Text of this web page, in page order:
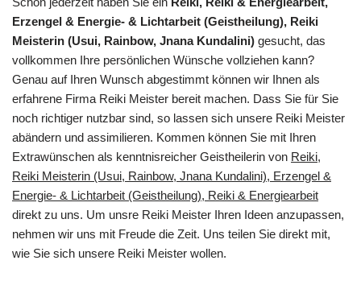
Erzengel & Energie- & Lichtarbeit (Geistheilung), Reiki
Meisterin (Usui, Rainbow, Jnana Kundalini) gesucht, das
vollkommen Ihre persönlichen Wünsche vollziehen kann?
Genau auf Ihren Wunsch abgestimmt können wir Ihnen als
erfahrene Firma Reiki Meister bereit machen. Dass Sie für Sie
noch richtiger nutzbar sind, so lassen sich unsere Reiki Meister
abändern und assimilieren. Kommen können Sie mit Ihren
Extrawünschen als kenntnisreicher Geistheilerin von Reiki,
Reiki Meisterin (Usui, Rainbow, Jnana Kundalini), Erzengel &
Energie- & Lichtarbeit (Geistheilung), Reiki & Energiearbeit
direkt zu uns. Um unsre Reiki Meister Ihren Ideen anzupassen,
nehmen wir uns mit Freude die Zeit. Uns teilen Sie direkt mit,
wie Sie sich unsere Reiki Meister wollen.